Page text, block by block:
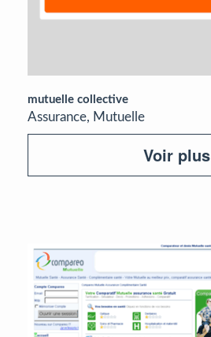
mutuelle collective
Assurance, Mutuelle
Voir plus